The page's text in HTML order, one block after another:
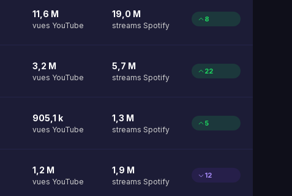
11,6 M
vues YouTube
19,0 M
streams Spotify
8
3,2 M
vues YouTube
5,7 M
streams Spotify
22
905,1 k
vues YouTube
1,3 M
streams Spotify
5
1,2 M
vues YouTube
1,9 M
streams Spotify
12